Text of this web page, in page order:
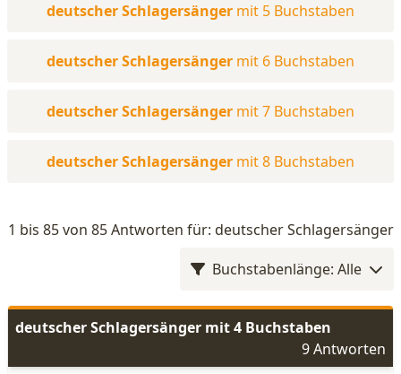
deutscher Schlagersänger mit 5 Buchstaben
deutscher Schlagersänger mit 6 Buchstaben
deutscher Schlagersänger mit 7 Buchstaben
deutscher Schlagersänger mit 8 Buchstaben
1 bis 85 von 85 Antworten für: deutscher Schlagersänger
Buchstabenlänge: Alle
deutscher Schlagersänger mit 4 Buchstaben
9 Antworten